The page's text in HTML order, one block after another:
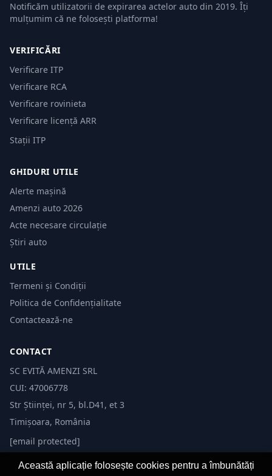
Notificăm utilizatorii de expirarea actelor auto din 2019. Îți
mulțumim că ne folosești platforma!
VERIFICĂRI
Verificare ITP
Verificare RCA
Verificare rovinieta
Verificare licență ARR
Stații ITP
GHIDURI UTILE
Alerte mașină
Amenzi auto 2026
Acte necesare circulație
Știri auto
UTILE
Termeni și Condiții
Politica de Confidențialitate
Contactează-ne
CONTACT
SC EVITĂ AMENZI SRL
CUI: 47006778
Str Științei, nr 5, bl.D41, et 3
Timișoara, România
[email protected]
Această aplicație folosește cookies pentru a îmbunătăți